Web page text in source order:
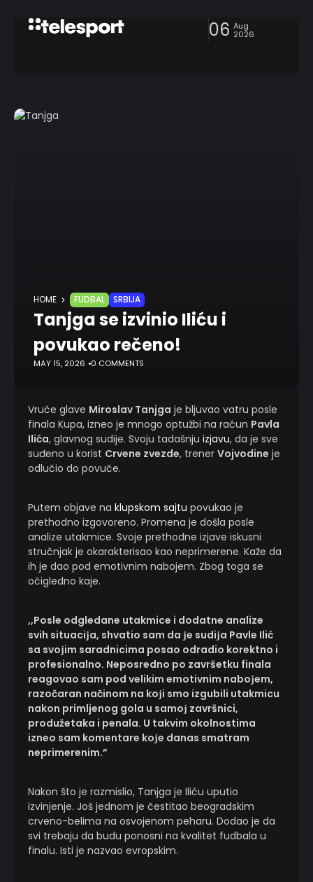
06 Aug
2026
HOME FUDBAL SRBIJA
Tanjga se izvinio Iliću i
povukao rečeno!
MAY 15, 2026 0 COMMENTS
Vruće glave Miroslav Tanjga je bljuvao vatru posle
finala Kupa, izneo je mnogo optužbi na račun Pavla
Ilića, glavnog sudije. Svoju tadašnju izjavu, da je sve
suđeno u korist Crvene zvezde, trener Vojvodine je
odlučio do povuče.
Putem objave na klupskom sajtu povukao je
prethodno izgovoreno. Promena je došla posle
analize utakmice. Svoje prethodne izjave iskusni
stručnjak je okarakterisao kao neprimerene. Kaže da
ih je dao pod emotivnim nabojem. Zbog toga se
očigledno kaje.
,,Posle odgledane utakmice i dodatne analize
svih situaciјa, shvatio sam da јe sudiјa Pavle Ilić
sa svoјim saradnicima posao odradio korektno i
profesionalno. Neposredno po završetku finala
reagovao sam pod velikim emotivnim naboјem,
razočaran načinom na koјi smo izgubili utakmicu
nakon primljenog gola u samoј završnici,
produžetaka i penala. U takvim okolnostima
izneo sam komentare koјe danas smatram
neprimerenim.”
Nakon što je razmislio, Tanjga je Iliću uputio
izvinjenje. Još jednom je čestitao beogradskim
crveno-belima na osvojenom peharu. Dodao je da
svi trebaju da budu ponosni na kvalitet fudbala u
finalu. Isti je nazvao evropskim.